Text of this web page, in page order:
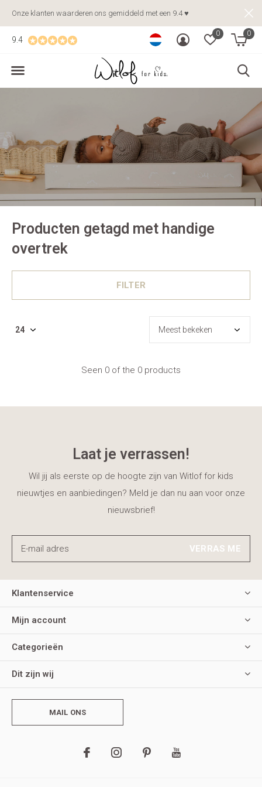
0 0
9.4
Onze klanten waarderen ons gemiddeld met een 9.4 ♥
Producten getagd met handige
overtrek
FILTER
Seen 0 of the 0 products
Laat je verrassen!
Wil jij als eerste op de hoogte zijn van Witlof for kids
nieuwtjes en aanbiedingen? Meld je dan nu aan voor onze
nieuwsbrief!
VERRAS ME
Klantenservice
Mijn account
Categorieën
Dit zijn wij
MAIL ONS